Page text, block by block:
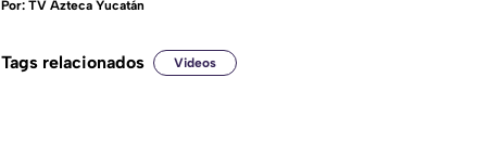
Por: TV Azteca Yucatán
Tags relacionados Videos